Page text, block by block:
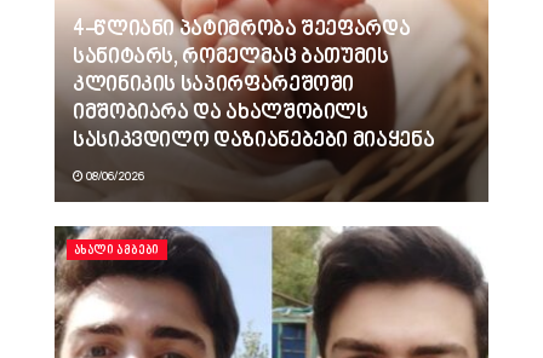
4-წლიანი პატიმრობა შეეფარდა
სანიტარს, რომელმაც ბათუმის
კლინიკის საპირფარეშოში
იმშობიარა და ახალშობილს
სასიკვდილო დაზიანებები მიაყენა
08/06/2026
ᲐᲮᲐᲚᲘ ᲐᲛᲑᲔᲑᲘ